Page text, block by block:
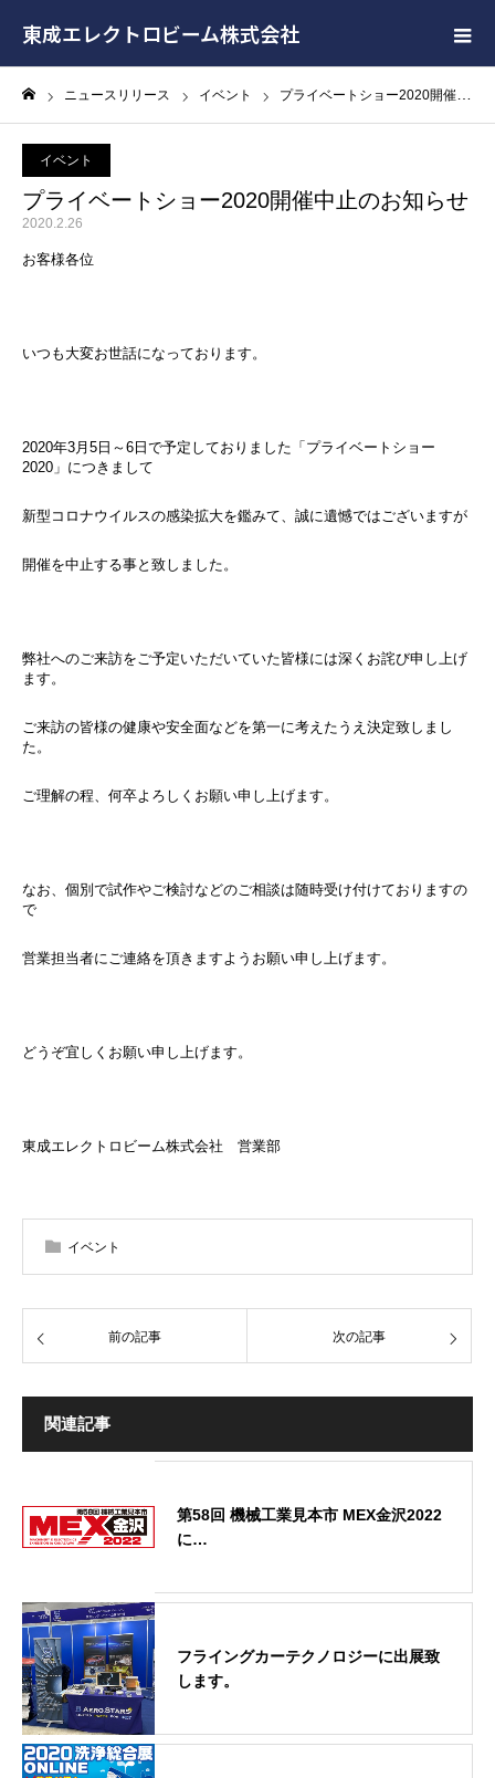
東成エレクトロビーム株式会社
ニュースリリース イベント プライベートショー2020開催中止のお知らせ
イベント
プライベートショー2020開催中止のお知らせ
2020.2.26
お客様各位
いつも大変お世話になっております。
2020年3月5日～6日で予定しておりました「プライベートショー
2020」につきまして
新型コロナウイルスの感染拡大を鑑みて、誠に遺憾ではございますが
開催を中止する事と致しました。
弊社へのご来訪をご予定いただいていた皆様には深くお詫び申し上げ
ます。
ご来訪の皆様の健康や安全面などを第一に考えたうえ決定致しまし
た。
ご理解の程、何卒よろしくお願い申し上げます。
なお、個別で試作やご検討などのご相談は随時受け付けておりますの
で
営業担当者にご連絡を頂きますようお願い申し上げます。
どうぞ宜しくお願い申し上げます。
東成エレクトロビーム株式会社 営業部
イベント
前の記事 次の記事
関連記事
第58回 機械工業見本市 MEX金沢2022
に…
フライングカーテクノロジーに出展致
します。